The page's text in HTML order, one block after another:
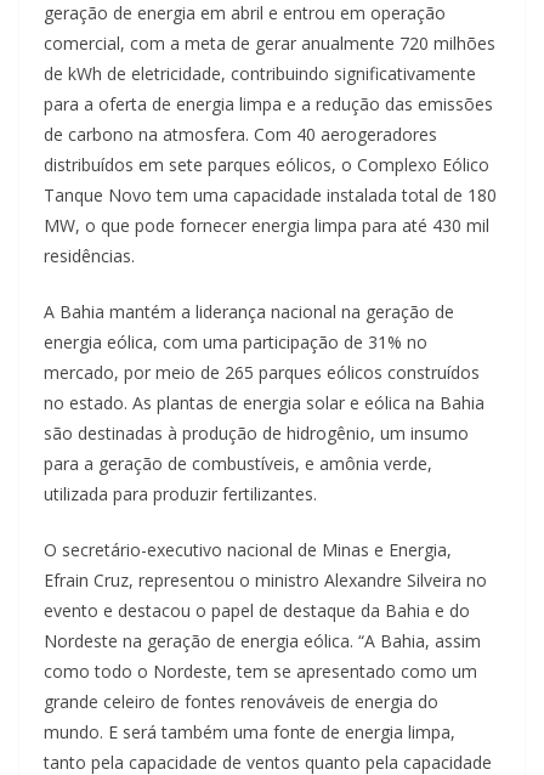
geração de energia em abril e entrou em operação
comercial, com a meta de gerar anualmente 720 milhões
de kWh de eletricidade, contribuindo significativamente
para a oferta de energia limpa e a redução das emissões
de carbono na atmosfera. Com 40 aerogeradores
distribuídos em sete parques eólicos, o Complexo Eólico
Tanque Novo tem uma capacidade instalada total de 180
MW, o que pode fornecer energia limpa para até 430 mil
residências.
A Bahia mantém a liderança nacional na geração de
energia eólica, com uma participação de 31% no
mercado, por meio de 265 parques eólicos construídos
no estado. As plantas de energia solar e eólica na Bahia
são destinadas à produção de hidrogênio, um insumo
para a geração de combustíveis, e amônia verde,
utilizada para produzir fertilizantes.
O secretário-executivo nacional de Minas e Energia,
Efrain Cruz, representou o ministro Alexandre Silveira no
evento e destacou o papel de destaque da Bahia e do
Nordeste na geração de energia eólica. “A Bahia, assim
como todo o Nordeste, tem se apresentado como um
grande celeiro de fontes renováveis de energia do
mundo. E será também uma fonte de energia limpa,
tanto pela capacidade de ventos quanto pela capacidade